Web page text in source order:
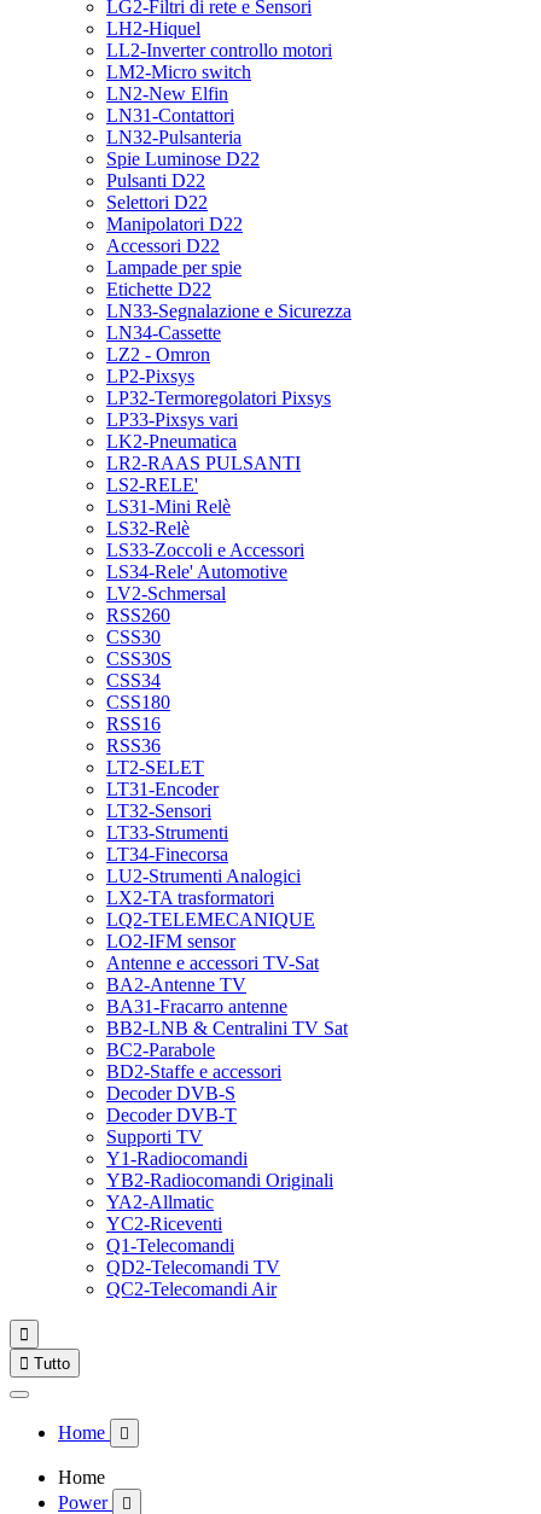
LG2-Filtri di rete e Sensori
LH2-Hiquel
LL2-Inverter controllo motori
LM2-Micro switch
LN2-New Elfin
LN31-Contattori
LN32-Pulsanteria
Spie Luminose D22
Pulsanti D22
Selettori D22
Manipolatori D22
Accessori D22
Lampade per spie
Etichette D22
LN33-Segnalazione e Sicurezza
LN34-Cassette
LZ2 - Omron
LP2-Pixsys
LP32-Termoregolatori Pixsys
LP33-Pixsys vari
LK2-Pneumatica
LR2-RAAS PULSANTI
LS2-RELE'
LS31-Mini Relè
LS32-Relè
LS33-Zoccoli e Accessori
LS34-Rele' Automotive
LV2-Schmersal
RSS260
CSS30
CSS30S
CSS34
CSS180
RSS16
RSS36
LT2-SELET
LT31-Encoder
LT32-Sensori
LT33-Strumenti
LT34-Finecorsa
LU2-Strumenti Analogici
LX2-TA trasformatori
LQ2-TELEMECANIQUE
LO2-IFM sensor
Antenne e accessori TV-Sat
BA2-Antenne TV
BA31-Fracarro antenne
BB2-LNB & Centralini TV Sat
BC2-Parabole
BD2-Staffe e accessori
Decoder DVB-S
Decoder DVB-T
Supporti TV
Y1-Radiocomandi
YB2-Radiocomandi Originali
YA2-Allmatic
YC2-Riceventi
Q1-Telecomandi
QD2-Telecomandi TV
QC2-Telecomandi Air

 Tutto
Home 
Home
Power
